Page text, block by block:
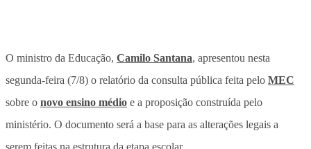
O ministro da Educação, Camilo Santana, apresentou nesta
segunda-feira (7/8) o relatório da consulta pública feita pelo MEC
sobre o novo ensino médio e a proposição construída pelo
ministério. O documento será a base para as alterações legais a
serem feitas na estrutura da etapa escolar.